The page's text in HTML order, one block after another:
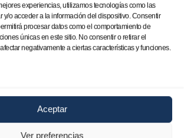
experiencias, utilizamos tecnologías como las
y/o acceder a la información del dispositivo. Consentir
procesar datos como el comportamiento de
únicas en este sitio. No consentir o retirar el
negativamente a ciertas características y funciones.
Aceptar
Ver preferencias
un recurso
de madera resultante de
y climas extremos, lejos de
Madrina propone que esta